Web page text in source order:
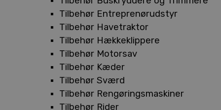
Tilbehør Entreprenørudstyr
Tilbehør Havetraktor
Tilbehør Hækkeklippere
Tilbehør Motorsav
Tilbehør Kæder
Tilbehør Sværd
Tilbehør Rengøringsmaskiner
Tilbehør Rider